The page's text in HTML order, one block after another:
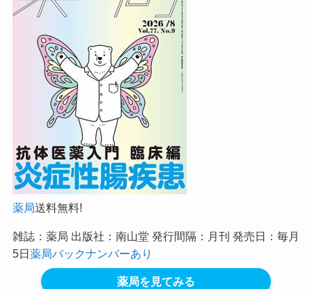
薬局送料無料!
雑誌：薬局 出版社：南山堂 発行間隔：月刊 発売日：毎月
5日薬局バックナンバーあり
薬局を見てみる